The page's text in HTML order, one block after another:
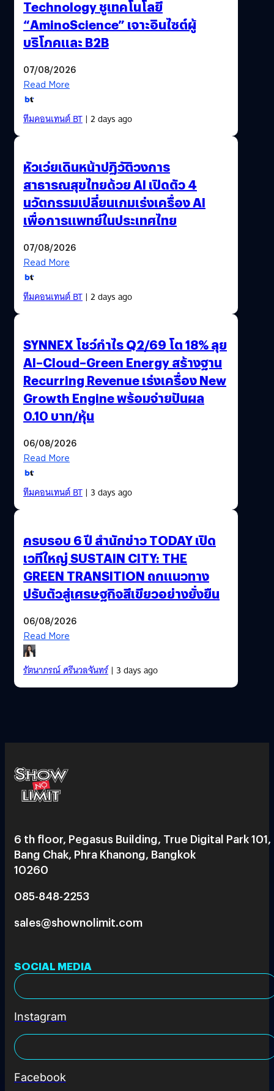
Technology ชูเทคโนโลยี
“AminoScience” เจาะอินไซต์ผู้
บริโภคและ B2B
07/08/2026
Read More
ทีมคอนเทนต์ BT| 2 days ago
หัวเว่ยเดินหน้าปฏิวัติวงการ
สาธารณสุขไทยด้วย AI เปิดตัว 4
นวัตกรรมเปลี่ยนเกมเร่งเครื่อง AI
เพื่อการแพทย์ในประเทศไทย
07/08/2026
Read More
ทีมคอนเทนต์ BT| 2 days ago
SYNNEX โชว์กำไร Q2/69 โต 18% ลุย
AI–Cloud–Green Energy สร้างฐาน
Recurring Revenue เร่งเครื่อง New
Growth Engine พร้อมจ่ายปันผล
0.10 บาท/หุ้น
06/08/2026
Read More
ทีมคอนเทนต์ BT| 3 days ago
ครบรอบ 6 ปี สำนักข่าว TODAY เปิด
เวทีใหญ่ SUSTAIN CITY: THE
GREEN TRANSITION ถกแนวทาง
ปรับตัวสู่เศรษฐกิจสีเขียวอย่างยั่งยืน
06/08/2026
Read More
รัตนาภรณ์ ศรีนวลจันทร์| 3 days ago
6 th floor, Pegasus Building, True Digital Park 101,
Bang Chak, Phra Khanong, Bangkok
10260
085-848-2253
sales@shownolimit.com
SOCIAL MEDIA
Instagram
Facebook